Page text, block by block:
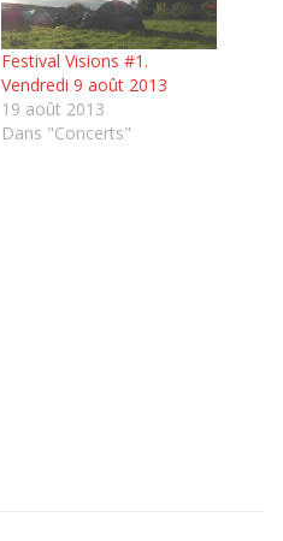
Festival Visions #1.
Vendredi 9 août 2013
19 août 2013
Dans "Concerts"